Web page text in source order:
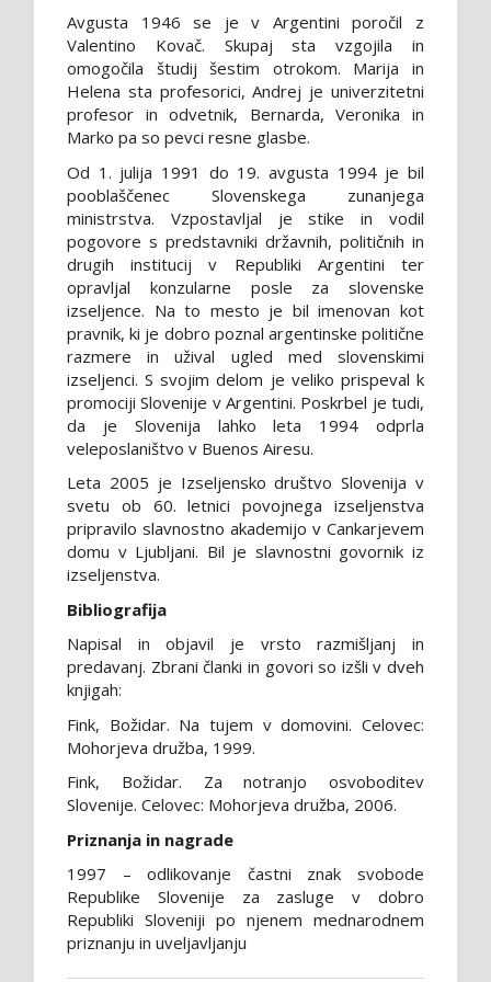
Avgusta 1946 se je v Argentini poročil z
Valentino Kovač. Skupaj sta vzgojila in
omogočila študij šestim otrokom. Marija in
Helena sta profesorici, Andrej je univerzitetni
profesor in odvetnik, Bernarda, Veronika in
Marko pa so pevci resne glasbe.
Od 1. julija 1991 do 19. avgusta 1994 je bil
pooblaščenec Slovenskega zunanjega
ministrstva. Vzpostavljal je stike in vodil
pogovore s predstavniki državnih, političnih in
drugih institucij v Republiki Argentini ter
opravljal konzularne posle za slovenske
izseljence. Na to mesto je bil imenovan kot
pravnik, ki je dobro poznal argentinske politične
razmere in užival ugled med slovenskimi
izseljenci. S svojim delom je veliko prispeval k
promociji Slovenije v Argentini. Poskrbel je tudi,
da je Slovenija lahko leta 1994 odprla
veleposlaništvo v Buenos Airesu.
Leta 2005 je Izseljensko društvo Slovenija v
svetu ob 60. letnici povojnega izseljenstva
pripravilo slavnostno akademijo v Cankarjevem
domu v Ljubljani. Bil je slavnostni govornik iz
izseljenstva.
Bibliografija
Napisal in objavil je vrsto razmišljanj in
predavanj. Zbrani članki in govori so izšli v dveh
knjigah:
Fink, Božidar. Na tujem v domovini. Celovec:
Mohorjeva družba, 1999.
Fink, Božidar. Za notranjo osvoboditev
Slovenije. Celovec: Mohorjeva družba, 2006.
Priznanja in nagrade
1997 – odlikovanje častni znak svobode
Republike Slovenije za zasluge v dobro
Republiki Sloveniji po njenem mednarodnem
priznanju in uveljavljanju